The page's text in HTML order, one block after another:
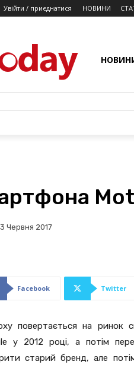
Увійти / приєднатися НОВИНИ
Червня 2017
Facebook Twitter
повертається на ринок
у 2012 році, а потім
старий бренд, але